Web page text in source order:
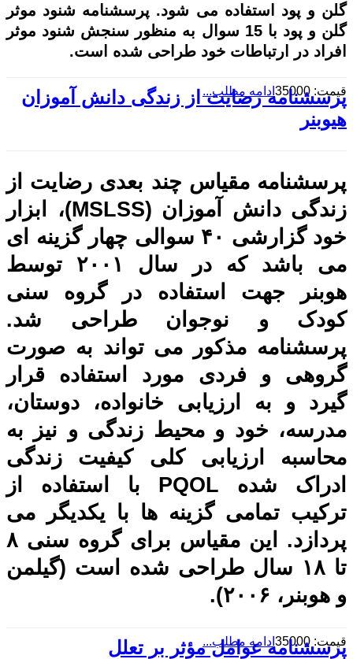
گلن و پود استفاده می شود. پرسشنامه شنود موثر
گلن و پود با 15 سوال به منظور سنجش شنود موثر
افراد در ارتباطات خود طراحی شده است.
قیمت: 35000 ادامه مطلب...
پرسشنامه رضایت از زندگی دانش آموزان
هیوبنر
پرسشنامه مقیاس چند بعدی رضایت از
زندگی دانش آموزان (MSLSS)، ابزار
خود گزارشی ۴۰ سوالی چهار گزینه ای
می باشد که در سال ۲۰۰۱ توسط
هوبنر جهت استفاده در گروه سنی
کودک و نوجوان طراحی شد.
پرسشنامه مذکور می تواند به صورت
گروهی و فردی مورد استفاده قرار
گیرد و به ارزیابی خانواده، دوستان،
مدرسه، خود و محیط زندگی و نیز به
محاسبه ارزیابی کلی کیفیت زندگی
ادراک شده PQOL با استفاده از
ترکیب تمامی گزینه ها با یکدیگر می
پردازد. این مقیاس برای گروه سنی ۸
تا ۱۸ سال طراحی شده است (گیلمن
و هوبنر، ۲۰۰۶).
قیمت: 35000 ادامه مطلب...
پرسشنامه عوامل مؤثر بر تعلل